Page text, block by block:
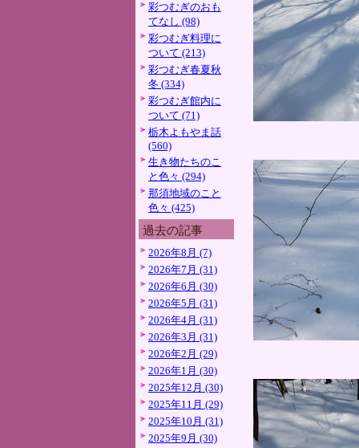
彩つむぎのおも
てなし (98)
彩つむぎ料理に
ついて (213)
彩つむぎ春夏秋
冬 (334)
彩つむぎ館内に
ついて (71)
栃木よもやま話
(560)
生き物たちのこ
と色々 (294)
那須地域のこと
色々 (425)
過去の記事
2026年8月 (7)
2026年7月 (31)
2026年6月 (30)
2026年5月 (31)
2026年4月 (31)
2026年3月 (31)
2026年2月 (29)
2026年1月 (30)
2025年12月 (30)
2025年11月 (29)
2025年10月 (31)
2025年9月 (30)